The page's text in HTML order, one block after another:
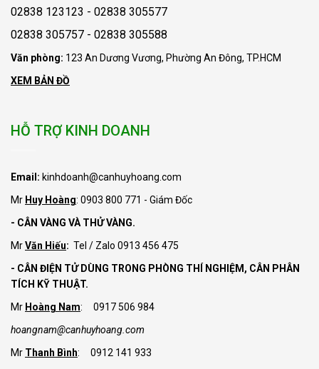
02838 123123 - 02838 305577
02838 305757 - 02838 305588
Văn phòng: 123 An Dương Vương, Phường An Đông, TP.HCM
XEM BẢN ĐỒ
HỖ TRỢ KINH DOANH
Email: kinhdoanh@canhuyhoang.com
Mr Huy Hoàng: 0903 800 771 - Giám Đốc
- CÂN VÀNG VÀ THỬ VÀNG.
MrVăn Hiếu: Tel / Zalo 0913 456 475
- CÂN ĐIỆN TỬ DÙNG TRONG PHÒNG THÍ NGHIỆM, CÂN PHÂN
TÍCH KỸ THUẬT.
Mr Hoàng Nam: 0917 506 984
hoangnam@canhuyhoang.com
Mr Thanh Bình: 0912 141 933